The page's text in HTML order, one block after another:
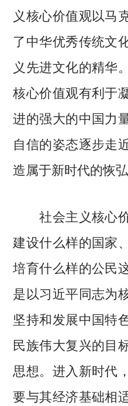
义核心价值观以马
了中华优秀传统文
义先进文化的精华
核心价值观有利于
进的强大的中国力
自信的姿态逐步走
造属于新时代的恢弘
社会主义核心价
建设什么样的国家
培育什么样的公民
是以习近平同志为
坚持和发展中国特
民族伟大复兴的目
思想。进入新时代
要与其经济基础相